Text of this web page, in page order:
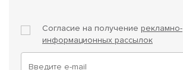
Согласие на получение рекламно-
информационных рассылок